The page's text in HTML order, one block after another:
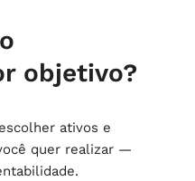
objetivo?
ativos e
quer realizar —